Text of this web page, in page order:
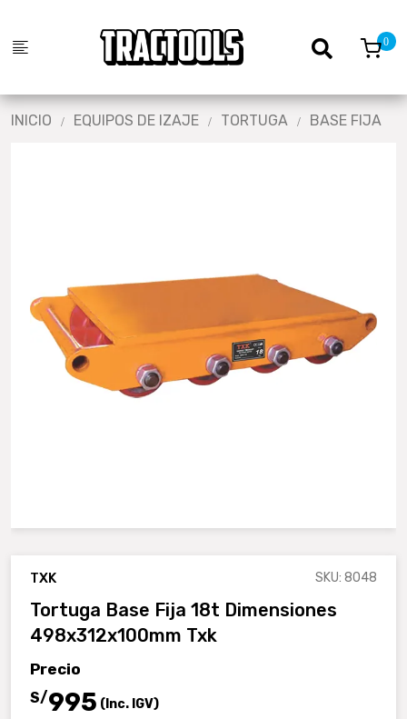
INICIO EQUIPOS DE IZAJE TORTUGA BASE FIJA
TXK SKU: 8048
Tortuga Base Fija 18t Dimensiones
498x312x100mm Txk
Precio
S/995 (Inc. IGV)